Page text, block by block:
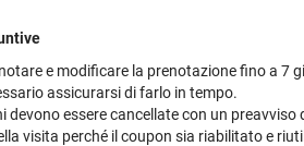
e modificare la prenotazione fino a 7
assicurarsi di farlo in tempo.
devono essere cancellate con un
visita perché il coupon sia riabilitato e